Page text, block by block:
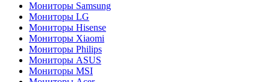
Мониторы Samsung
Мониторы LG
Мониторы Hisense
Мониторы Xiaomi
Мониторы Philips
Мониторы ASUS
Мониторы MSI